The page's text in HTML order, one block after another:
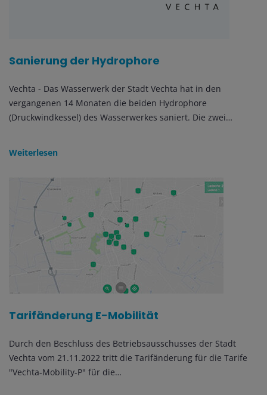
Sanierung der Hydrophore
Vechta - Das Wasserwerk der Stadt Vechta hat in den
vergangenen 14 Monaten die beiden Hydrophore
(Druckwindkessel) des Wasserwerkes saniert. Die zwei…
Weiterlesen
Tarifänderung E-Mobilität
Durch den Beschluss des Betriebsausschusses der Stadt
Vechta vom 21.11.2022 tritt die Tarifänderung für die Tarife
"Vechta-Mobility-P" für die…